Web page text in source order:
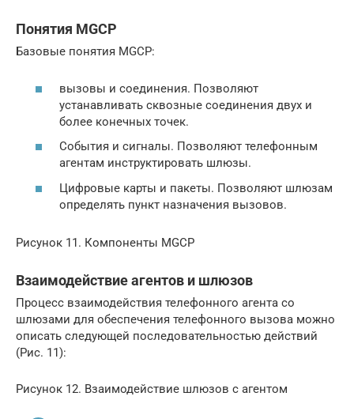
Понятия MGCP
Базовые понятия MGCP:
вызовы и соединения. Позволяют
устанавливать сквозные соединения двух и
более конечных точек.
События и сигналы. Позволяют телефонным
агентам инструктировать шлюзы.
Цифровые карты и пакеты. Позволяют шлюзам
определять пункт назначения вызовов.
Рисунок 11. Компоненты MGCP
Взаимодействие агентов и шлюзов
Процесс взаимодействия телефонного агента со
шлюзами для обеспечения телефонного вызова можно
описать следующей последовательностью действий
(Рис. 11):
Рисунок 12. Взаимодействие шлюзов с агентом